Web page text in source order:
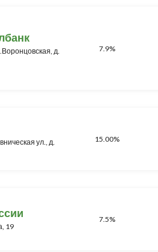
д.
7.9%
ул., д.
15.00%
19
7.5%